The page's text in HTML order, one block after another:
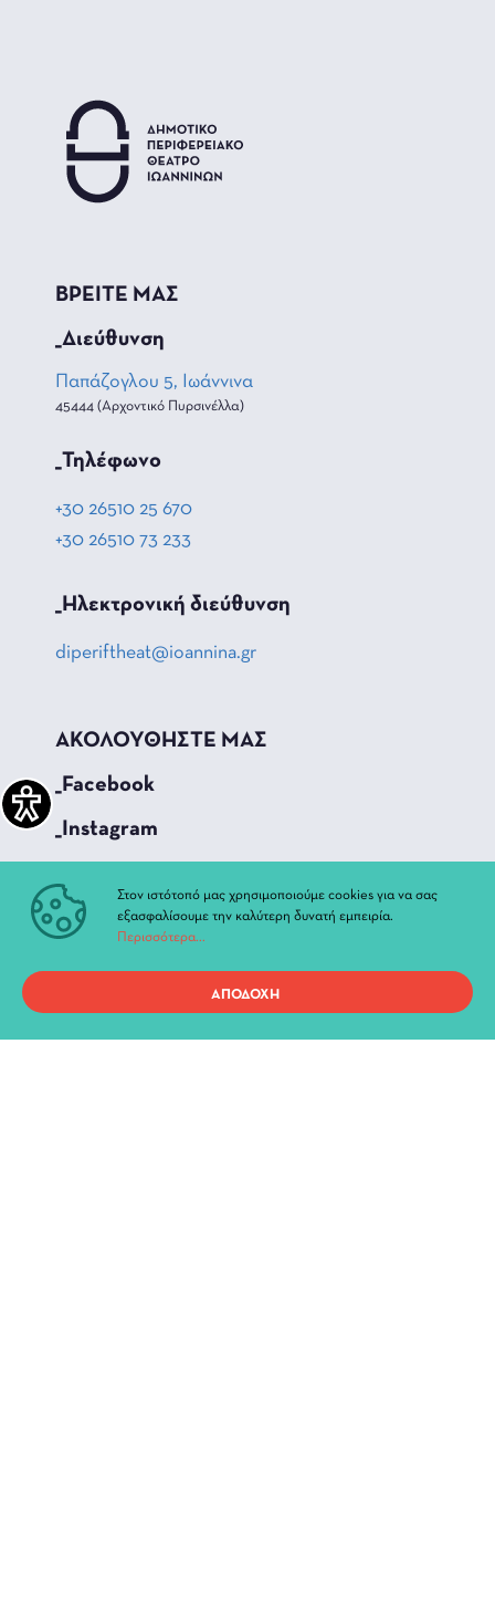
ΒΡΕΙΤΕ ΜΑΣ
_Διεύθυνση
Παπάζογλου 5, Ιωάννινα
45444 (Αρχοντικό Πυρσινέλλα)
_Τηλέφωνο
+30 26510 25 670
+30 26510 73 233
_Hλεκτρονική διεύθυνση
diperiftheat@ioannina.gr
ΑΚΟΛΟΥΘΗΣΤΕ ΜΑΣ
_Facebook
_Instagram
ΓΡΗΓΟΡΗ ΠΡΟΣΒΑΣΗ
Τρέχουσες Παραστάσεις
Αρχείο Παραστάσεων
Νέα & Ανακοινώσεις
Στον ιστότοπό μας χρησιμοποιούμε cookies για να σας
εξασφαλίσουμε την καλύτερη δυνατή εμπειρία.
Περισσότερα...
ΑΠΟΔΟΧΗ